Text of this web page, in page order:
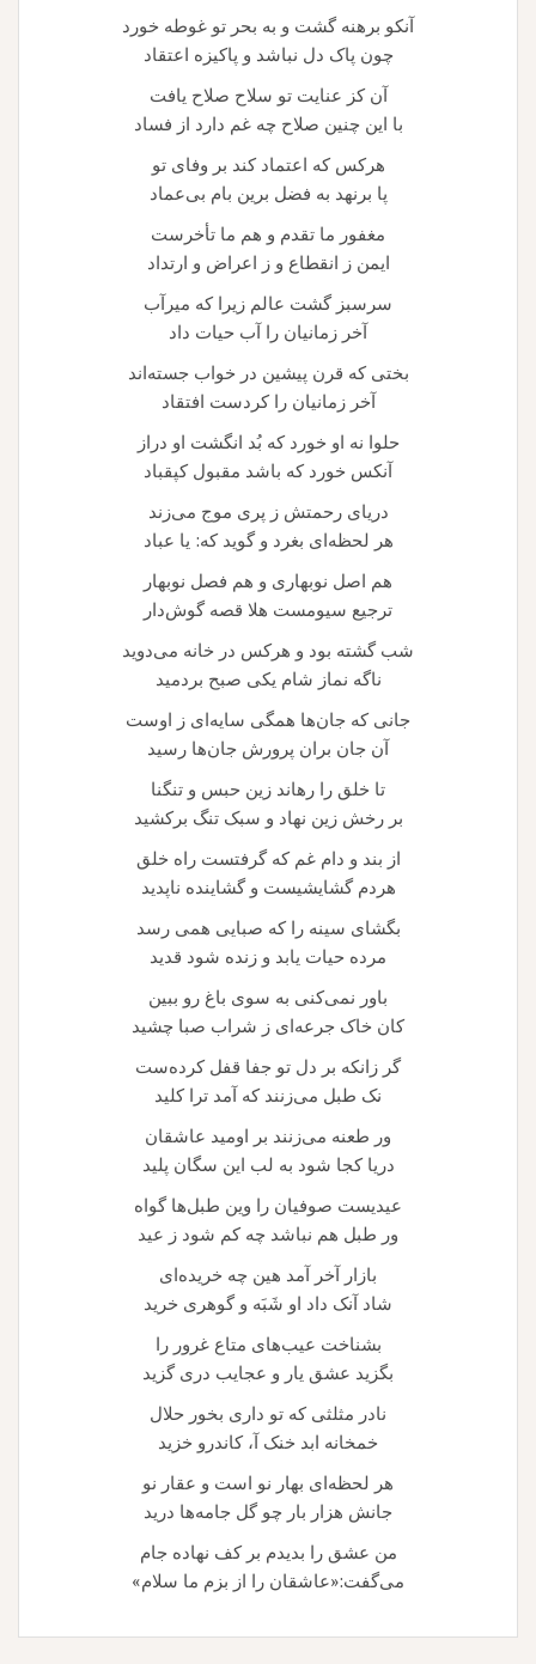
آنکو برهنه گشت و به بحر تو غوطه خورد
چون پاک دل نباشد و پاکیزه اعتقاد
آن کز عنایت تو سلاح صلاح یافت
با این چنین صلاح چه غم دارد از فساد
هرکس که اعتماد کند بر وفای تو
پا برنهد به فضل برین بام بی‌عماد
مغفور ما تقدم و هم ما تأخرست
ایمن ز انقطاع و ز اعراض و ارتداد
سرسبز گشت عالم زیرا که میرآب
آخر زمانیان را آب حیات داد
بختی که قرن پیشین در خواب جسته‌اند
آخر زمانیان را کردست افتقاد
حلوا نه او خورد که بُد انگشت او دراز
آنکس خورد که باشد مقبول کپقباد
دریای رحمتش ز پری موج می‌زند
هر لحظه‌ای بغرد و گوید که: یا عباد
هم اصل نوبهاری و هم فصل نوبهار
ترجیع سیومست هلا قصه گوش‌دار
شب گشته بود و هرکس در خانه می‌دوید
ناگه نماز شام یکی صبح بردمید
جانی که جان‌ها همگی سایه‌ای ز اوست
آن جان بران پرورش جان‌ها رسید
تا خلق را رهاند زین حبس و تنگنا
بر رخش زین نهاد و سبک تنگ برکشید
از بند و دام غم که گرفتست راه خلق
هردم گشایشیست و گشاینده ناپدید
بگشای سینه را که صبایی همی رسد
مرده حیات یابد و زنده شود قدید
باور نمی‌کنی به سوی باغ رو ببین
کان خاک جرعه‌ای ز شراب صبا چشید
گر زانکه بر دل تو جفا قفل کرده‌ست
نک طبل می‌زنند که آمد ترا کلید
ور طعنه می‌زنند بر اومید عاشقان
دریا کجا شود به لب این سگان پلید
عیدیست صوفیان را وین طبل‌ها گواه
ور طبل هم نباشد چه کم شود ز عید
بازار آخر آمد هین چه خریده‌ای
شاد آنک داد او شَبَه و گوهری خرید
بشناخت عیب‌های متاع غرور را
بگزید عشق یار و عجایب دری گزید
نادر مثلثی که تو داری بخور حلال
خمخانه ابد خنک آ، کاندرو خزید
هر لحظه‌ای بهار نو است و عقار نو
جانش هزار بار چو گل جامه‌ها درید
من عشق را بدیدم بر کف نهاده جام
می‌گفت:«عاشقان را از بزم ما سلام»